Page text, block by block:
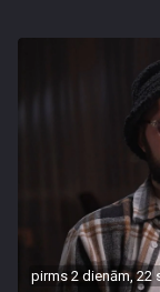
pirms 2 dienām, 22